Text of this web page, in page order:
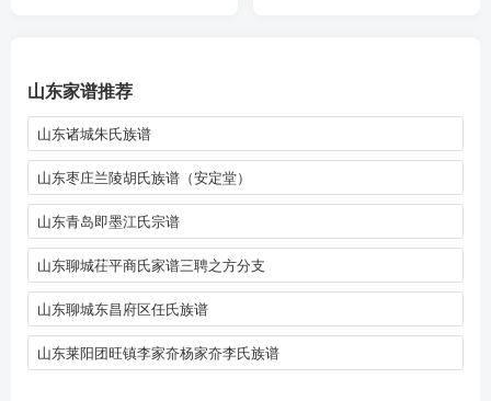
山东家谱推荐
山东诸城朱氏族谱
山东枣庄兰陵胡氏族谱（安定堂）
山东青岛即墨江氏宗谱
山东聊城茌平商氏家谱三聘之方分支
山东聊城东昌府区任氏族谱
山东莱阳团旺镇李家夼杨家夼李氏族谱